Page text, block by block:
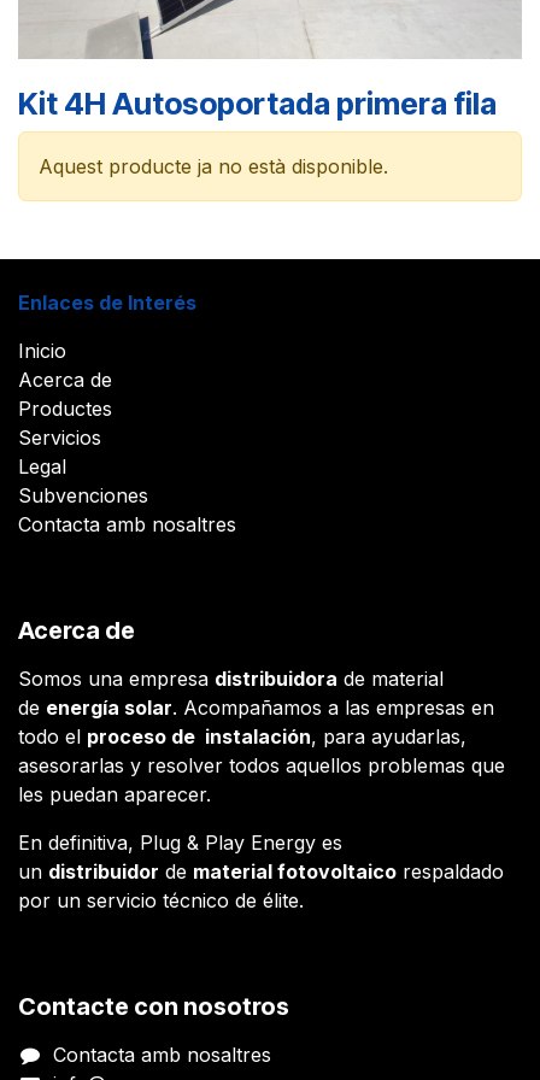
Kit 4H Autosoportada primera fila
Aquest producte ja no està disponible.
Enlaces de Interés
Inicio
Acerca de
Productes
Servicios
Legal
Subvenciones
Contacta amb nosaltres
Acerca de
Somos una empresa distribuidora de material
de energía solar. Acompañamos a las empresas en
todo el proceso de instalación, para ayudarlas,
asesorarlas y resolver todos aquellos problemas que
les puedan aparecer.
En definitiva, Plug & Play Energy es
un distribuidor de material fotovoltaico respaldado
por un servicio técnico de élite.
Contacte con nosotros
Contacta amb nosaltres